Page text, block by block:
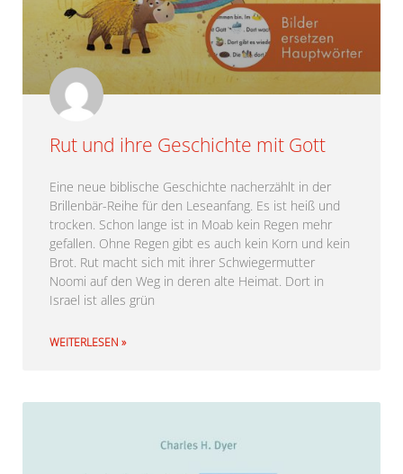
Rut und ihre Geschichte mit Gott
Eine neue biblische Geschichte nacherzählt in der
Brillenbär-Reihe für den Leseanfang. Es ist heiß und
trocken. Schon lange ist in Moab kein Regen mehr
gefallen. Ohne Regen gibt es auch kein Korn und kein
Brot. Rut macht sich mit ihrer Schwiegermutter
Noomi auf den Weg in deren alte Heimat. Dort in
Israel ist alles grün
WEITERLESEN »